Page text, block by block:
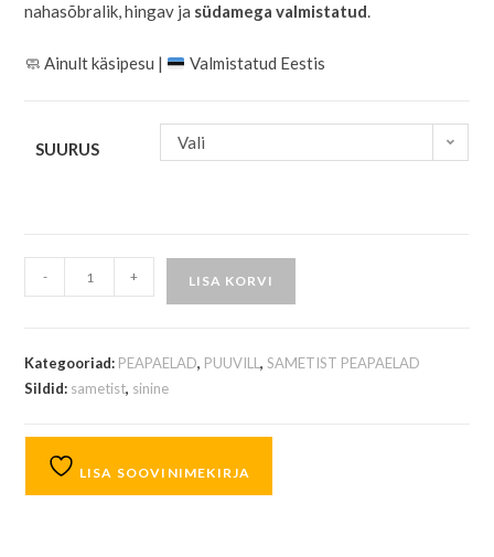
nahasõbralik, hingav ja südamega valmistatud.
🧼 Ainult käsipesu | Valmistatud Eestis
SUURUS Vali
- + LISA KORVI
Kategooriad: PEAPAELAD, PUUVILL,SAMETIST PEAPAELAD
Sildid: sametist, sinine
LISA SOOVINIMEKIRJA